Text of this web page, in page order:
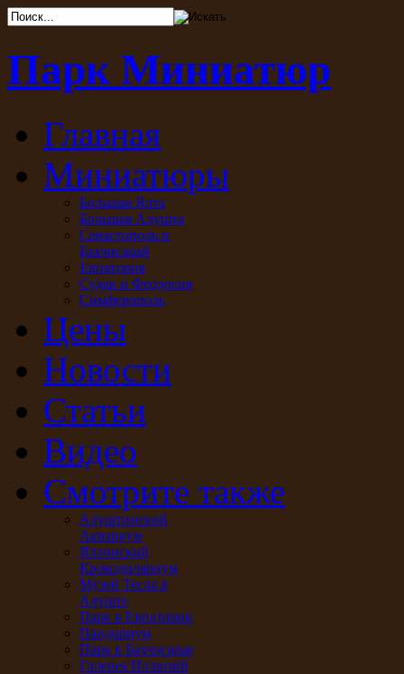
Парк Миниатюр
Главная
Миниатюры
Большая Ялта
Большая Алушта
Севастополь и
Бахчисарай
Евпатория
Судак и Феодосия
Симферополь
Цены
Новости
Статьи
Видео
Смотрите также
Алуштинский
Аквариум
Ялтинский
Крокодиляриум
Музей Тесла в
Алуште
Парк в Евпатории
Пандориум
Парк в Бахчисарае
Галерея Иллюзий